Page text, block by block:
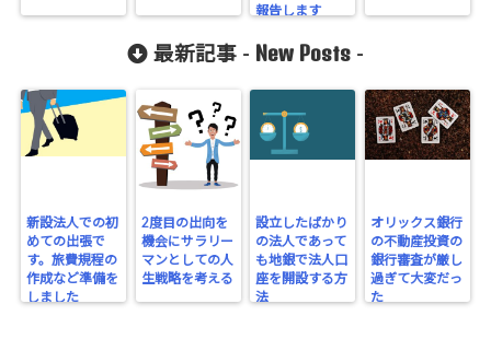
報告します
最新記事 - New Posts -
新設法人での初
めての出張で
す。旅費規程の
作成など準備を
しました
2度目の出向を
機会にサラリー
マンとしての人
生戦略を考える
設立したばかり
の法人であって
も地銀で法人口
座を開設する方
法
オリックス銀行
の不動産投資の
銀行審査が厳し
過ぎて大変だっ
た